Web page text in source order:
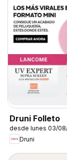
Druni Folleto
desde lunes 03/
Druni